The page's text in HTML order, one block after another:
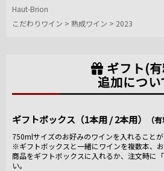
Haut-Brion
こだわりワイン > 熟成ワイン > 2023
ギフト(
追加につい
ギフトボックス（1本用 / 2本用） （
750mlサイズのお好みのワインを入れることが
※ギフトボックスと一緒にワインを複数本、
商品をギフトボックスに入れるか、注文時に
い。